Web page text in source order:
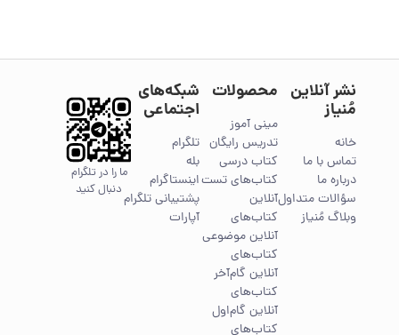
نشر آنلاین
مُنیاز
خانه
تماس با ما
درباره ما
سؤالات متداول
وبلاگ مُنیاز
محصولات
مینی آموز
تدریس رایگان
کتاب درسی
کتاب‌های تست
آنلاین
کتاب‌های
آنلاین موضوعی
کتاب‌های
آنلاین گام‌آخر
کتاب‌های
آنلاین گام‌اول
کتاب‌های
شبکه‌های
اجتماعی
تلگرام
بله
اینستاگرام
پشتیبانی تلگرام
آپارات
ما را در تلگرام
دنبال کنید